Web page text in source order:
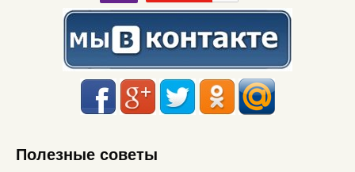
Полезные советы